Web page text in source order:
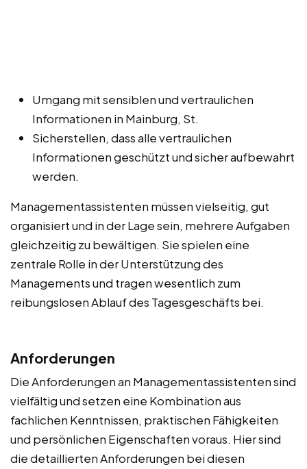
Umgang mit sensiblen und vertraulichen
Informationen in Mainburg, St.
Sicherstellen, dass alle vertraulichen
Informationen geschützt und sicher aufbewahrt
werden.
Managementassistenten müssen vielseitig, gut
organisiert und in der Lage sein, mehrere Aufgaben
gleichzeitig zu bewältigen. Sie spielen eine
zentrale Rolle in der Unterstützung des
Managements und tragen wesentlich zum
reibungslosen Ablauf des Tagesgeschäfts bei.
Anforderungen
Die Anforderungen an Managementassistenten sind
vielfältig und setzen eine Kombination aus
fachlichen Kenntnissen, praktischen Fähigkeiten
und persönlichen Eigenschaften voraus. Hier sind
die detaillierten Anforderungen bei diesen